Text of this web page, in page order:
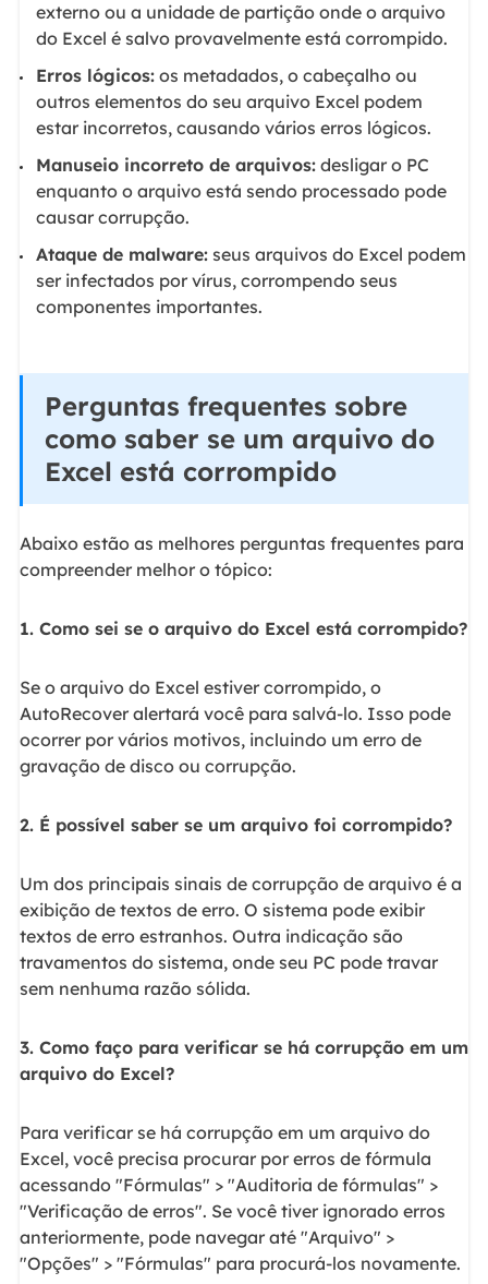
externo ou a unidade de partição onde o arquivo
do Excel é salvo provavelmente está corrompido.
Erros lógicos:os metadados, o cabeçalho ou
outros elementos do seu arquivo Excel podem
estar incorretos, causando vários erros lógicos.
Manuseio incorreto de arquivos:desligar o PC
enquanto o arquivo está sendo processado pode
causar corrupção.
Ataque de malware:seus arquivos do Excel podem
ser infectados por vírus, corrompendo seus
componentes importantes.
Perguntas frequentes sobre
como saber se um arquivo do
Excel está corrompido
Abaixo estão as melhores perguntas frequentes para
compreender melhor o tópico:
1. Como sei se o arquivo do Excel está corrompido?
Se o arquivo do Excel estiver corrompido, o
AutoRecover alertará você para salvá-lo. Isso pode
ocorrer por vários motivos, incluindo um erro de
gravação de disco ou corrupção.
2. É possível saber se um arquivo foi corrompido?
Um dos principais sinais de corrupção de arquivo é a
exibição de textos de erro. O sistema pode exibir
textos de erro estranhos. Outra indicação são
travamentos do sistema, onde seu PC pode travar
sem nenhuma razão sólida.
3. Como faço para verificar se há corrupção em um
arquivo do Excel?
Para verificar se há corrupção em um arquivo do
Excel, você precisa procurar por erros de fórmula
acessando "Fórmulas" > "Auditoria de fórmulas" >
"Verificação de erros". Se você tiver ignorado erros
anteriormente, pode navegar até "Arquivo" >
"Opções" > "Fórmulas" para procurá-los novamente.